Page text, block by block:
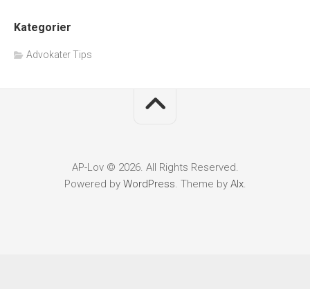
Kategorier
Advokater Tips
AP-Lov © 2026. All Rights Reserved.
Powered by WordPress. Theme by Alx.